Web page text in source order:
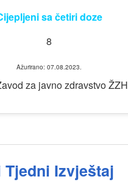
sa četiri doze
8
Ažurirano: 07.08.2023.
za javno zdravstvo ŽZH
Izvještaj